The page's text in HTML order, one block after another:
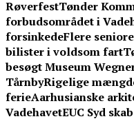
RøverfestTønder
forbudsområdet i
forsinkedeFlere
bilister i voldsom fart
besøgt Museum
TårnbyRigelige
ferieAarhusianske
VadehavetEUC Syd